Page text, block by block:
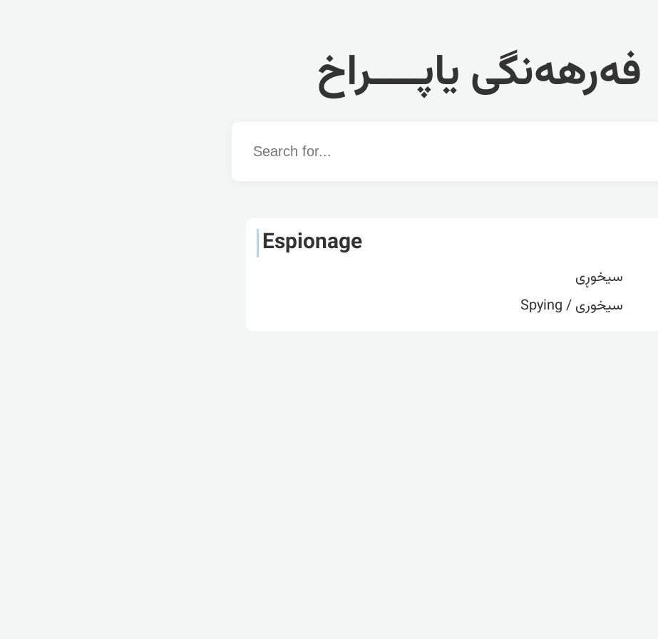
فەرهەنگی یاپــــراخ
Word
Espionage
سیخوڕی
سیخوری / Spying